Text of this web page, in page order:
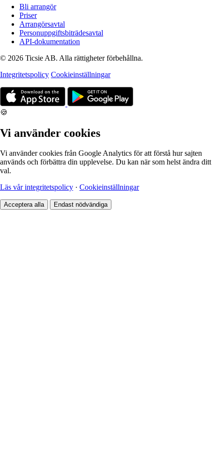
Bli arrangör
Priser
Arrangörsavtal
Personuppgiftsbiträdesavtal
API-dokumentation
© 2026 Ticsie AB. Alla rättigheter förbehållna.
Integritetspolicy Cookieinställningar
🍪
Vi använder cookies
Vi använder cookies från Google Analytics för att förstå hur sajten
används och förbättra din upplevelse. Du kan när som helst ändra ditt
val.
Läs vår integritetspolicy · Cookieinställningar
Acceptera alla Endast nödvändiga